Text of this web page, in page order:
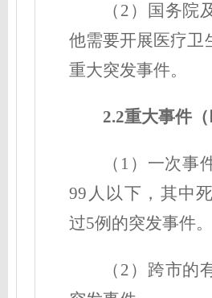
（2）国务院
他需要开展医疗卫
重大突发事件。
2.2重大事件（
（1）一次事
99人以下，其中
过5例的突发事件。
（2）跨市的